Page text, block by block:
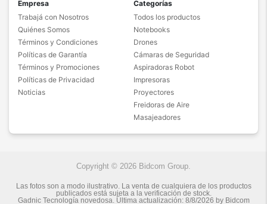
Empresa
Trabajá con Nosotros
Quiénes Somos
Términos y Condiciones
Políticas de Garantía
Términos y Promociones
Políticas de Privacidad
Noticias
Categorías
Todos los productos
Notebooks
Drones
Cámaras de Seguridad
Aspiradoras Robot
Impresoras
Proyectores
Freidoras de Aire
Masajeadores
Copyright © 2026 Bidcom Group.
Las fotos son a modo ilustrativo. La venta de cualquiera de los productos
publicados está sujeta a la verificación de stock.
Gadnic Tecnología novedosa. Última actualización: 8/8/2026 by Bidcom